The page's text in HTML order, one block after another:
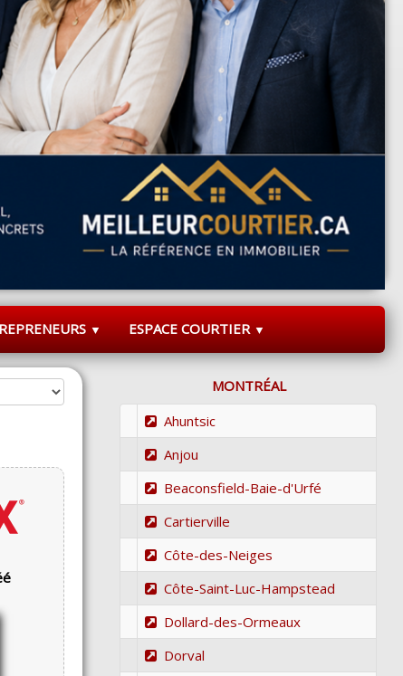
▼ ESPACE COURTIER ▼
MONTRÉAL
Ahuntsic
Anjou
Beaconsfield-Baie-d'Urfé
Cartierville
Côte-des-Neiges
Côte-Saint-Luc-Hampstead
Dollard-des-Ormeaux
Dorval